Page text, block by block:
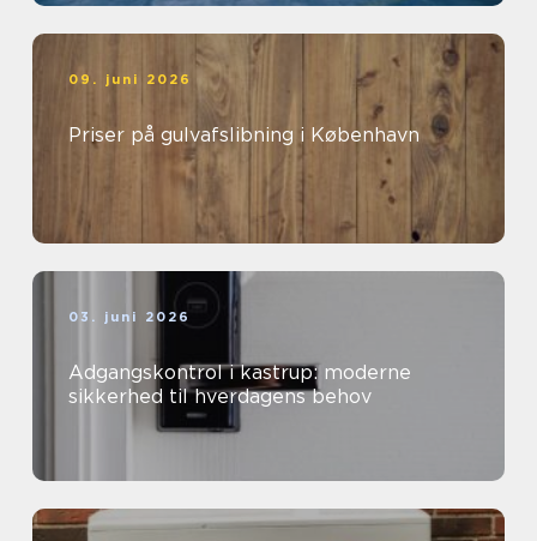
09. juni 2026
Priser på gulvafslibning i København
03. juni 2026
Adgangskontrol i kastrup: moderne
sikkerhed til hverdagens behov